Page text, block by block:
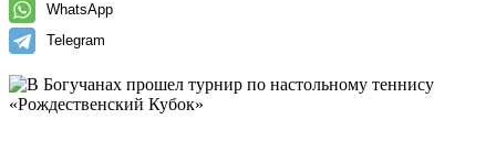
WhatsApp
Telegram